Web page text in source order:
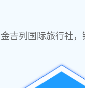
金吉列国际旅行社